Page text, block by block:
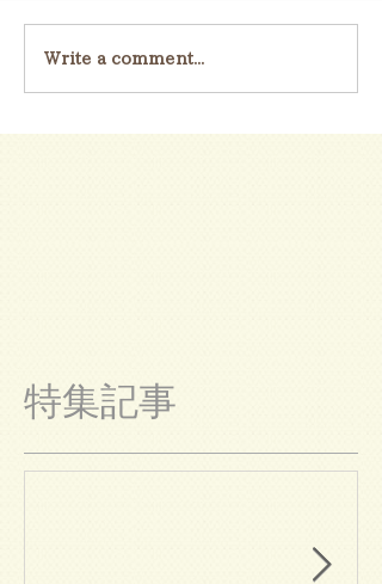
Write a comment...
特集記事